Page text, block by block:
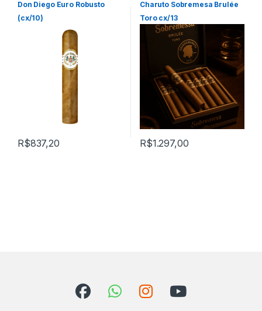
Don Diego Euro Robusto
(cx/10)
R$837,20
Charuto Sobremesa Brulée
Toro cx/13
R$1.297,00